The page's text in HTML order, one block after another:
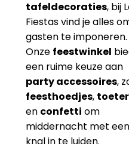
collectie
endecoratiesvoor
schitterende start
het nieuwe jaar. Van
elegante
champagneglazen
fonkelende
tafeldecoraties
Fiestas vind je alles